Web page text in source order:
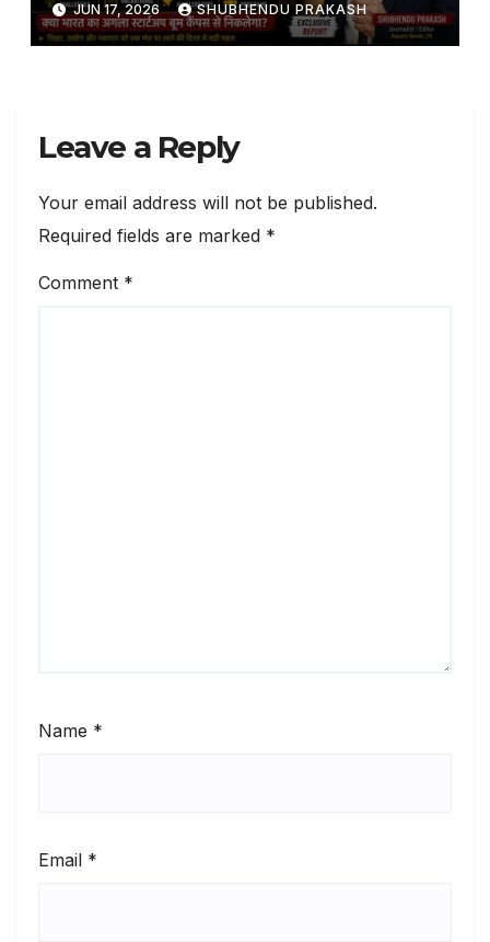
JUN 17, 2026 SHUBHENDU PRAKASH
Leave a Reply
Your email address will not be published.
Required fields are marked *
Comment *
Name *
Email *